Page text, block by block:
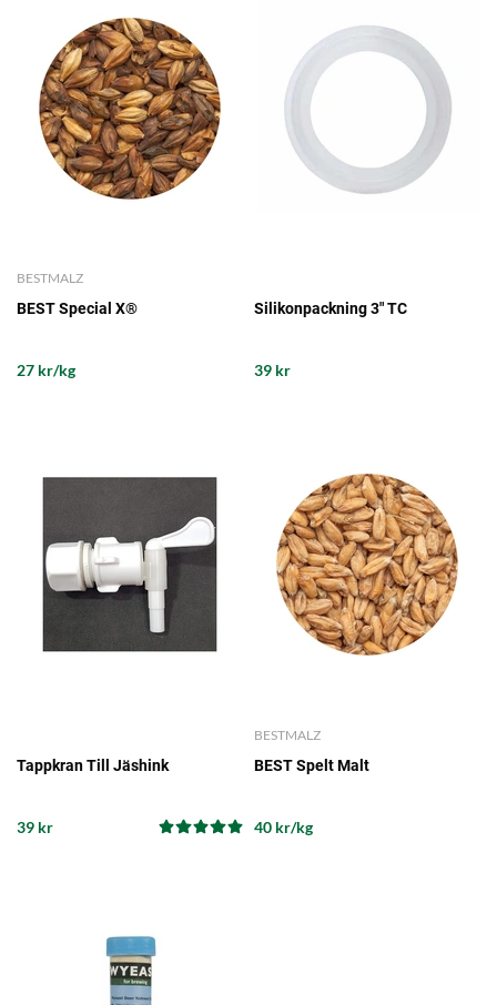
BESTMALZ
BEST Special X®
27 kr/kg
Silikonpackning 3" TC
39 kr
Tappkran Till Jäshink
39 kr
BESTMALZ
BEST Spelt Malt
40 kr/kg